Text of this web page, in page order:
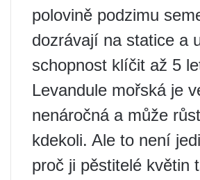
polovině podzimu
dozrávají na statice a
schopnost klíčit až 5
Levandule mořská je
nenáročná a může
kdekoli. Ale to není
proč ji pěstitelé květin